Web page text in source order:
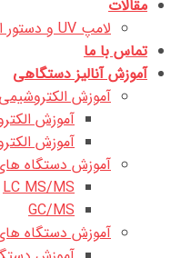
مقالات
لامپ UV و دستور العمل های کاربردی آن
تماس با ما
آموزش آنالیز دستگاهی
آموزش الکتروشیمی
آموزش
آموزش
آموزش دستگاه
LC MS/MS
GC/MS
آموزش دستگاه